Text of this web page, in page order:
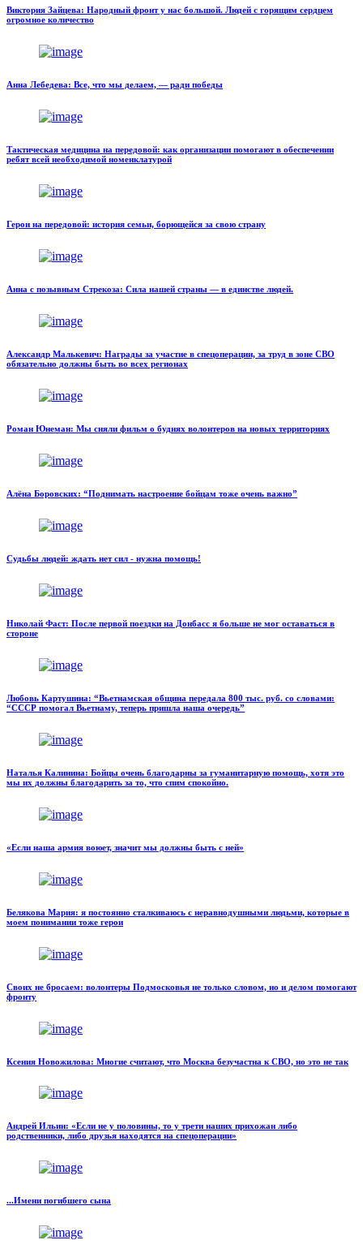
Виктория Зайцева: Народный фронт у нас большой. Людей с горящим сердцем
огромное количество
Анна Лебедева: Все, что мы делаем, — ради победы
Тактическая медицина на передовой: как организации помогают в обеспечении
ребят всей необходимой номенклатурой
Герои на передовой: история семьи, борющейся за свою страну
Анна с позывным Стрекоза: Сила нашей страны — в единстве людей.
Александр Малькевич: Награды за участие в спецоперации, за труд в зоне СВО
обязательно должны быть во всех регионах
Роман Юнеман: Мы сняли фильм о буднях волонтеров на новых территориях
Алёна Боровских: “Поднимать настроение бойцам тоже очень важно”
Судьбы людей: ждать нет сил - нужна помощь!
Николай Фаст: После первой поездки на Донбасс я больше не мог оставаться в
стороне
Любовь Картушина: “Вьетнамская община передала 800 тыс. руб. со словами:
“СССР помогал Вьетнаму, теперь пришла наша очередь”
Наталья Калинина: Бойцы очень благодарны за гуманитарную помощь, хотя это
мы их должны благодарить за то, что спим спокойно.
«Если наша армия воюет, значит мы должны быть с ней»
Белякова Мария: я постоянно сталкиваюсь с неравнодушными людьми, которые в
моем понимании тоже герои
Своих не бросаем: волонтеры Подмосковья не только словом, но и делом помогают
фронту
Ксения Новожилова: Многие считают, что Москва безучастна к СВО, но это не так
Андрей Ильин: «Если не у половины, то у трети наших прихожан либо
родственники, либо друзья находятся на спецоперации»
...Имени погибшего сына